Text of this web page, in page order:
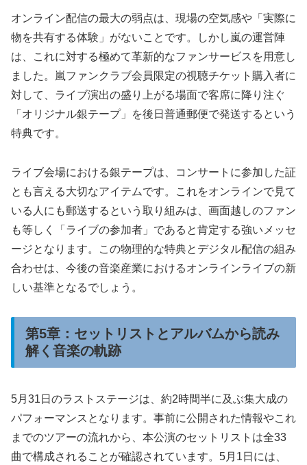
オンライン配信の最大の弱点は、現場の空気感や「実際に
物を共有する体験」がないことです。しかし嵐の運営陣
は、これに対する極めて革新的なファンサービスを用意し
ました。嵐ファンクラブ会員限定の視聴チケット購入者に
対して、ライブ演出の盛り上がる場面で客席に降り注ぐ
「オリジナル銀テープ」を後日普通郵便で発送するという
特典です。
ライブ会場における銀テープは、コンサートに参加した証
とも言える大切なアイテムです。これをオンラインで見て
いる人にも郵送するという取り組みは、画面越しのファン
も等しく「ライブの参加者」であると肯定する強いメッセ
ージとなります。この物理的な特典とデジタル配信の組み
合わせは、今後の音楽産業におけるオンラインライブの新
しい基準となるでしょう。
第5章：セットリストとアルバムから読み
解く音楽の軌跡
5月31日のラストステージは、約2時間半に及ぶ集大成の
パフォーマンスとなります。事前に公開された情報やこれ
までのツアーの流れから、本公演のセットリストは全33
曲で構成されることが確認されています。5月1日には、